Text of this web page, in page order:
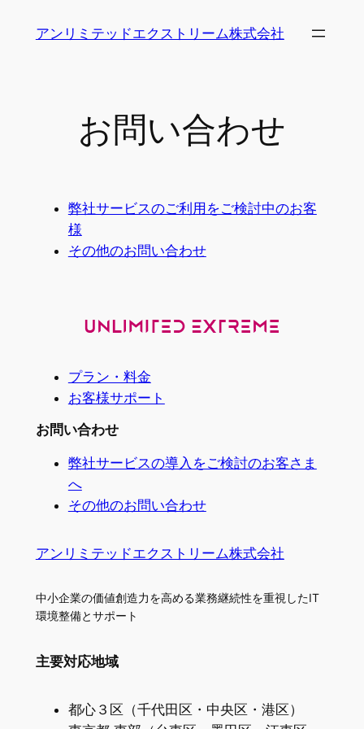
アンリミテッドエクストリーム株式会社
お問い合わせ
弊社サービスのご利用をご検討中のお客
様
その他のお問い合わせ
プラン・料金
お客様サポート
お問い合わせ
弊社サービスの導入をご検討のお客さま
へ
その他のお問い合わせ
アンリミテッドエクストリーム株式会社
中小企業の価値創造力を高める業務継続性を重視したIT
環境整備とサポート
主要対応地域
都心３区（千代田区・中央区・港区）